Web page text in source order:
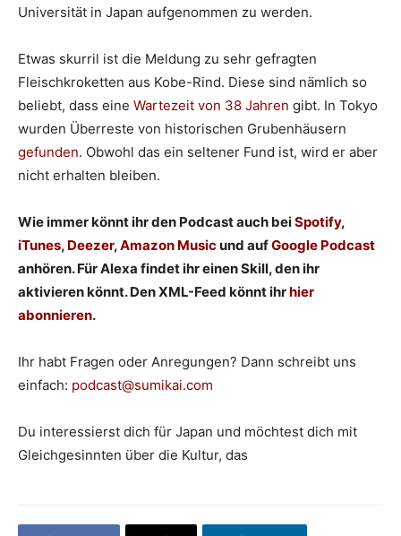
Universität in Japan aufgenommen zu werden.
Etwas skurril ist die Meldung zu sehr gefragten
Fleischkroketten aus Kobe-Rind. Diese sind nämlich so
beliebt, dass eine Wartezeit von 38 Jahren gibt. In Tokyo
wurden Überreste von historischen Grubenhäusern
gefunden. Obwohl das ein seltener Fund ist, wird er aber
nicht erhalten bleiben.
Wie immer könnt ihr den Podcast auch beiSpotify,
iTunes, Deezer,Amazon Musicund aufGoogle Podcast
anhören. Für Alexa findet ihr einen Skill, den ihr
aktivieren könnt. Den XML-Feed könnt ihrhier
abonnieren.
Ihr habt Fragen oder Anregungen? Dann schreibt uns
einfach: podcast@sumikai.com
Du interessierst dich für Japan und möchtest dich mit
Gleichgesinnten über die Kultur, das